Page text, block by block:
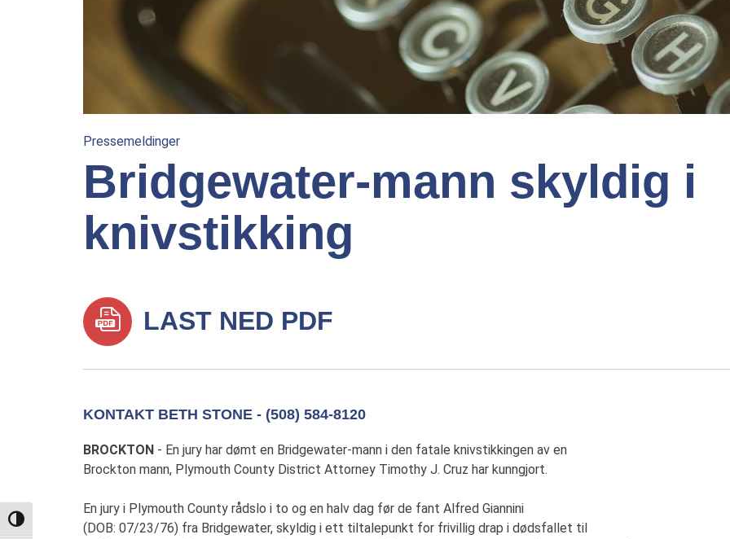
TOGGLE HIGH CONTRAST
Pressemeldinger
Bridgewater-mann skyldig i
knivstikking
LAST NED PDF
KONTAKT BETH STONE - (508) 584-8120
BROCKTON - En jury har dømt en Bridgewater-mann i den fatale knivstikkingen av en
Brockton mann, Plymouth County District Attorney Timothy J. Cruz har kunngjort.
En jury i Plymouth County rådslo i to og en halv dag før de fant Alfred Giannini
(DOB: 07/23/76) fra Bridgewater, skyldig i ett tiltalepunkt for frivillig drap i dødsfallet til